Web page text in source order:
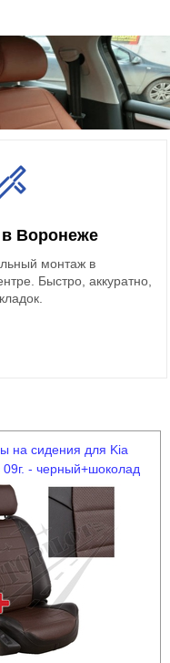
в Воронеже
монтаж в
Быстро, аккуратно,
на сидения для Kia
- черный+шоколад